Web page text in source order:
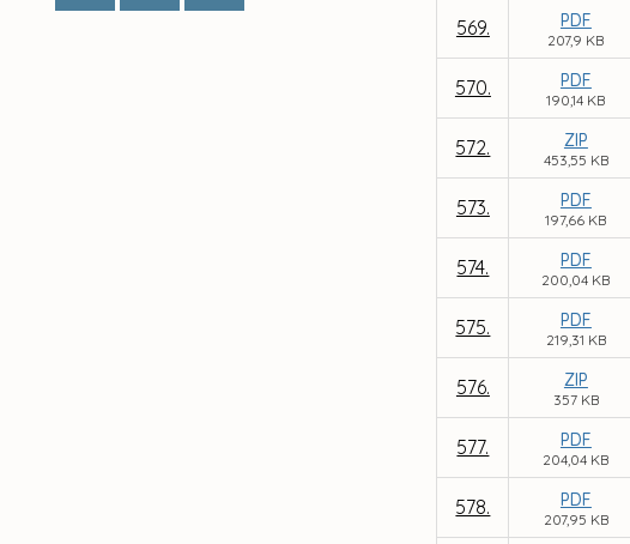
569. PDF
207,9 KB
570. PDF
190,14 KB
572. ZIP
453,55 KB
573. PDF
197,66 KB
574. PDF
200,04 KB
575. PDF
219,31 KB
576. ZIP
357 KB
577. PDF
204,04 KB
578. PDF
207,95 KB